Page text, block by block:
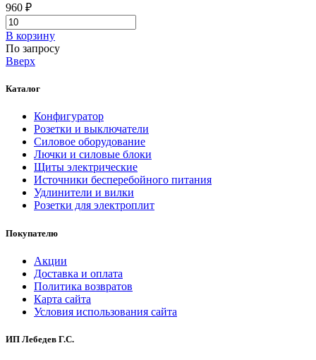
960 ₽
В корзинy
По запросу
Вверх
Каталог
Конфигуратор
Розетки и выключатели
Силовое оборудование
Лючки и силовые блоки
Щиты электрические
Источники бесперебойного питания
Удлинители и вилки
Розетки для электроплит
Покупателю
Акции
Доставка и оплата
Политика возвратов
Карта сайта
Условия использования сайта
ИП Лебедев Г.С.